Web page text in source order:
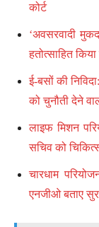
कोर्ट
‘अवसरवादी
हतोत्साहित किया
ई-बसों की
को चुनौती देने
लाइफ मिशन
सचिव को
चारधाम
एनजीओ बताए